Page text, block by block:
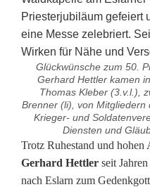
Glückwünsche zum 50.
Gerhard Hettler kamen
Thomas Kleber (3.v.l.),
Brenner (li), von Mitgliedern
Krieger- und
Diensten und
M
o
Trotz Ruhestand und
Gerhard Hettler seit
nach Eslarn zum